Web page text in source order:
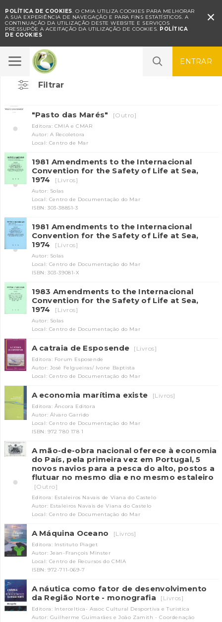
POLÍTICA DE COOKIES. O CMIA UTILIZA COOKIES PARA MELHORAR
A SUA EXPERIÊNCIA DE NAVEGAÇÃO E PARA FINS ESTATÍSTICOS. A
CONTINUAÇÃO DA UTILIZAÇÃO DESTE WEBSITE E SERVIÇOS
PRESSUPÕE A ACEITAÇÃO DA UTILIZAÇÃO DE COOKIES. POLÍTICA
DE COOKIES

ENTRAR
Mar
Filtrar
"Pasto das Marés" [Outro]
Editora: CMIA e CMAR
Autor: A Recoletora
Local: Centro de Mar
1981 Amendments to the Internacional
Convention for the Safety of Life at Sea,
1974
[Livros]
Autor: Solas
Local: Centro de Documentação do Mar
ISBN: 303-38851-3
1981 Amendments to the Internacional
Convention for the Safety of Life at Sea,
1974
[Livros]
Autor: Solas
Local: Centro de Documentação do Mar
ISBN: 303-39081-X
1983 Amendments to the Internacional
Convention for the Safety of Life at Sea,
1974
[Livros]
Autor: Solas
Local: Centro de Documentação do Mar
A catraia de Esposende [Livros]
Editora: Forum Esposende
Autor: José Felgueiras/ Ivone Baptista
Local: Centro de Documentação do Mar
A economia marítima existe [Livros]
Editora: Âncora Editora
Autor: Álvaro Garrido
Local: Centro de Documentação do Mar
ISBN: 972 780 178 1
A mão-de-obra nacional oferece à economia
do País, pela primeira vez em Portugal, 5
novos navios para a pesca do alto, postos a
flutuar no mesmo dia e no mesmo estaleiro
[Outro]
Editora: Estaleiros Navais de Viana do Castelo
Autor: Estaleiros Navais de Viana do Castelo
Local: Centro de Documentação do Mar
A Máquina Oceano [Livros]
Editora: Instituto Piaget
Autor: Jean-François Minster
Local: Centro de Recursos do CMIA
ISBN: 972-711-069-7
A náutica como fator de desenvolvimento
da Região Norte - monografia
[Livros]
Editora: Interceltica- Assoc Cultural Desportiva e Turistica
Autor: Guilherme Guimarães e João Zamith - Coordenação